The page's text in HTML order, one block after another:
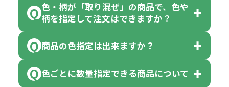
一部商品（※）を除き、注文可能数
です。
色・柄が「取り混ぜ」の商品で、色や
柄を指定して注文はできますか？
「色・柄 取り混ぜ」のラベルがつい
ている商品は、色指定不可となって
商品の色指定は出来ますか？
色指定できる商品もございますが商
色ごとに数量指定できる商品について